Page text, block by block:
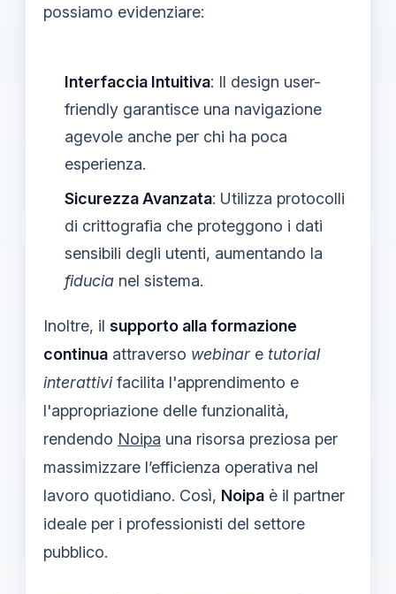
possiamo evidenziare:
Interfaccia Intuitiva: Il design user-
friendly garantisce una navigazione
agevole anche per chi ha poca
esperienza.
Sicurezza Avanzata: Utilizza protocolli
di crittografia che proteggono i dati
sensibili degli utenti, aumentando la
fiducia nel sistema.
Inoltre, il supporto alla formazione
continua attraverso webinar e tutorial
interattivifacilita l'apprendimento e
l'appropriazione delle funzionalità,
rendendo Noipa una risorsa preziosa per
massimizzare l’efficienza operativa nel
lavoro quotidiano. Così, Noipa è il partner
ideale per i professionisti del settore
pubblico.